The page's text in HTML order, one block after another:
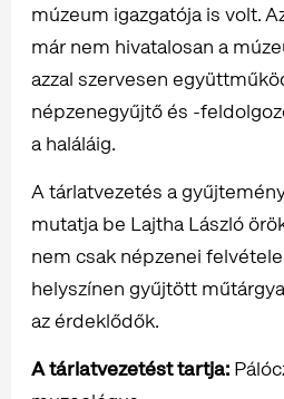
múzeum igazgatója is volt.
már nem hivatalosan a
azzal szervesen
népzenegyűjtő és -
a haláláig.
A tárlatvezetés a
mutatja be Lajtha László
nem csak népzenei
helyszínen gyűjtött
az érdeklődők.
A tárlatvezetést tartja: